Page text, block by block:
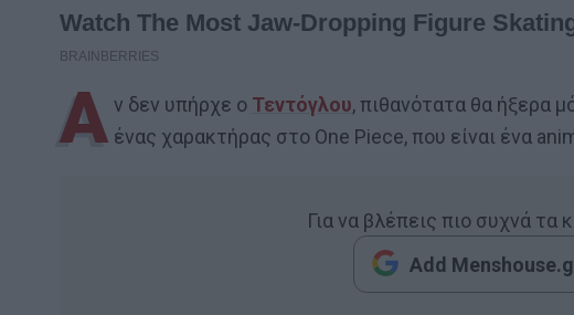
Α ν δεν υπήρχε ο Τεντόγλου, πιθανότατα θα ήξερα
ένας χαρακτήρας στο One Piece, που είναι ένα
Για να βλέπεις πιο συχνά τα
Add